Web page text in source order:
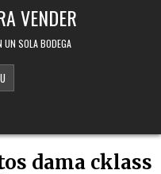
VENDER
UN SOLA BODEGA
dama cklass